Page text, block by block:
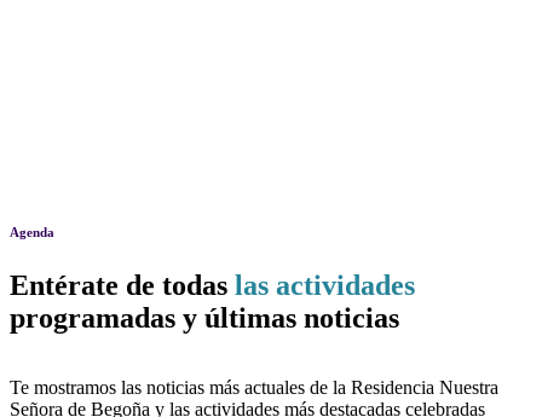
Agenda
Entérate de todas las actividades
programadas y últimas noticias
Te mostramos las noticias más actuales de la Residencia Nuestra
Señora de Begoña y las actividades más destacadas celebradas